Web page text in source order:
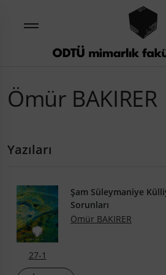
Ömür BAKIRER
Yazıları
27-1
Şam Süleymaniye
Sorunları
Ömür BAKIRER